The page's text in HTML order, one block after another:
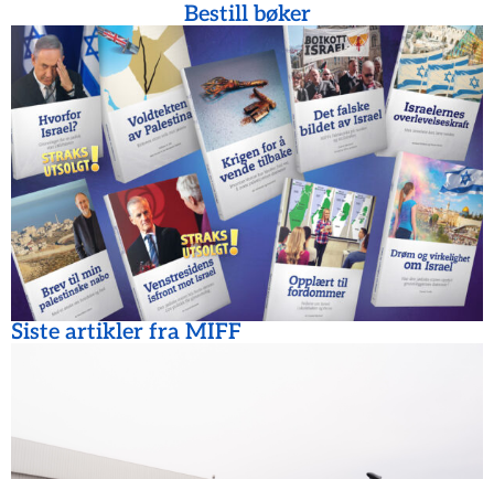
Bestill bøker
Siste artikler fra MIFF